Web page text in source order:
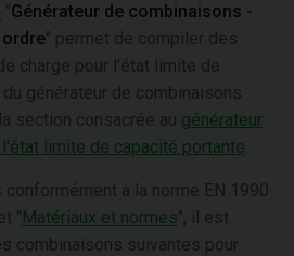
"Générateur de combinaisons -
" permet de compiler des
charge pour l'état limite de
générateur de combinaisons
section consacrée au générateur
limite de capacité portante
à la norme EN 1990
"Matériaux et normes", il est
combinaisons suivantes pour